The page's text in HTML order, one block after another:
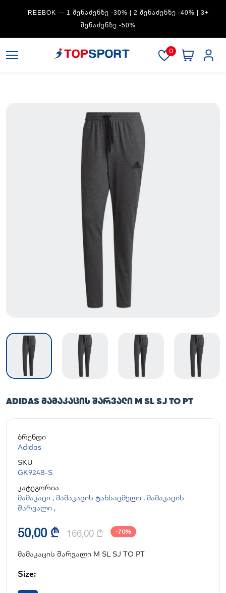
REEBOK — 1 ᲨᲔᲜᲐᲫᲔᲜᲖᲔ -30% | 2 ᲨᲔᲜᲐᲫᲔᲜᲖᲔ -40% | 3+
ᲨᲔᲜᲐᲫᲔᲜᲖᲔ -50%
0
ADIDAS ᲛᲐᲛᲐᲙᲐᲪᲘᲡ ᲨᲐᲠᲕᲐᲚᲘ M SL SJ TO PT
ბრენდი
Adidas
SKU
GK9248-S
კატეგორია
მამაკაცი , მამაკაცის ტანსაცმელი , მამაკაცის
შარვალი ,
50,00 ₾ 166,00 ₾ -70%
მამაკაცის შარვალი M SL SJ TO PT
Size: